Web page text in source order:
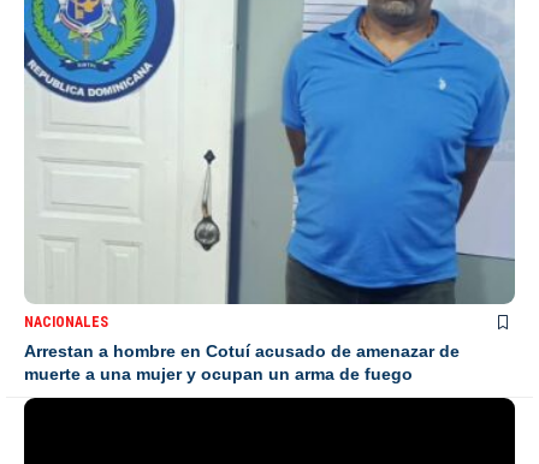
NACIONALES
Arrestan a hombre en Cotuí acusado de amenazar de
muerte a una mujer y ocupan un arma de fuego